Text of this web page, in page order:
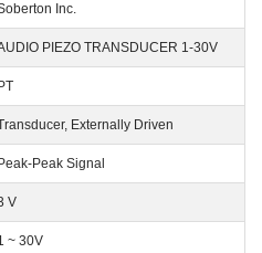
Inc.
PIEZO TRANSDUCER 1-30V
PT
Externally Driven
Peak-Peak Signal
V
~ 30V